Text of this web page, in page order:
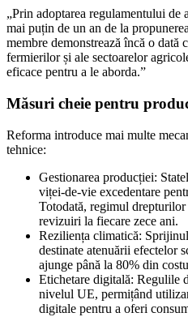
„Prin adoptarea regulamentului
mai puțin de un an de la
membre demonstrează încă o dată
fermierilor și ale sectoarelor
eficace pentru a le aborda.”
Măsuri cheie pentru
Reforma introduce mai multe
tehnice:
Gestionarea producției:
viței-de-vie excedentare
Totodată, regimul
revizuiri la fiecare zece ani.
Reziliența climatică:
destinate atenuării efectelor
ajunge până la 80% din
Etichetare digitală: Regulile
nivelul UE, permițând
digitale pentru a oferi